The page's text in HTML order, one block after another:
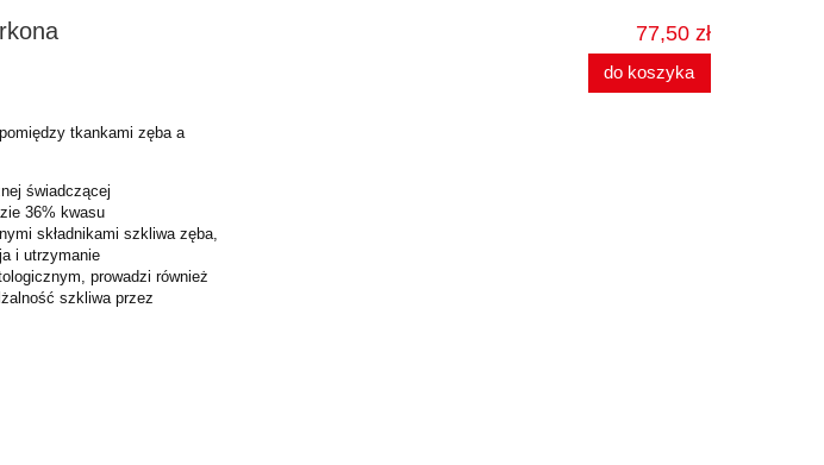
tkankami zęba a
świadczącej
36% kwasu
składnikami szkliwa zęba,
i utrzymanie
prowadzi również
szkliwa przez
77,50 zł
do koszyka